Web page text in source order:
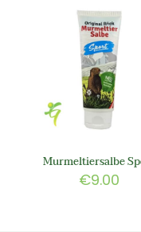
Murmeltiersalbe
€9.00